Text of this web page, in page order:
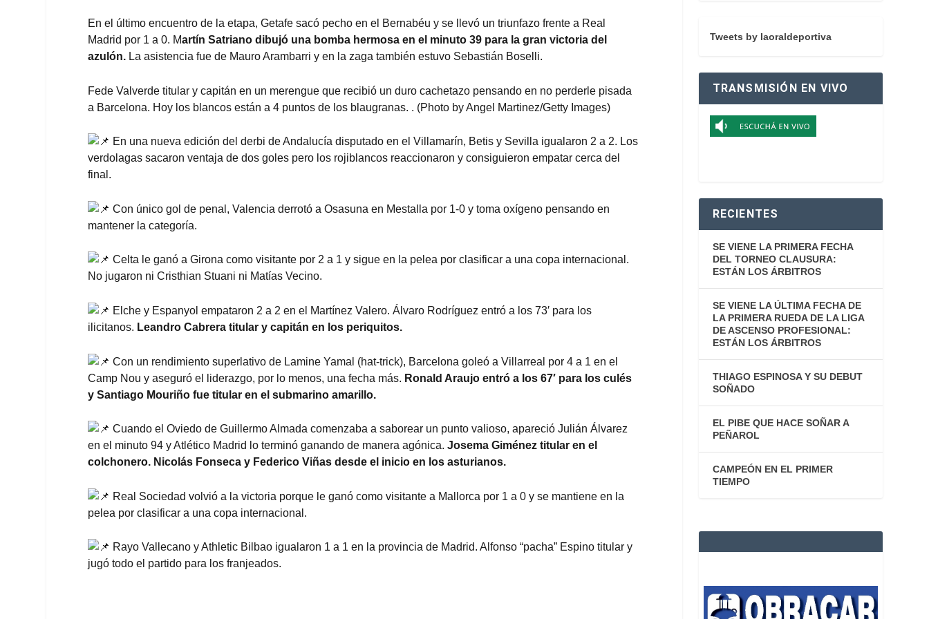
En el último encuentro de la etapa, Getafe sacó pecho en el Bernabéu y se llevó un triunfazo frente a Real
Madrid por 1 a 0. Martín Satriano dibujó una bomba hermosa en el minuto 39 para la gran victoria del
azulón. La asistencia fue de Mauro Arambarri y en la zaga también estuvo Sebastián Boselli.
Fede Valverde titular y capitán en un merengue que recibió un duro cachetazo pensando en no perderle pisada
a Barcelona. Hoy los blancos están a 4 puntos de los blaugranas. . (Photo by Angel Martinez/Getty Images)
En una nueva edición del derbi de Andalucía disputado en el Villamarín, Betis y Sevilla igualaron 2 a 2. Los
verdolagas sacaron ventaja de dos goles pero los rojiblancos reaccionaron y consiguieron empatar cerca del
final.
Con único gol de penal, Valencia derrotó a Osasuna en Mestalla por 1-0 y toma oxígeno pensando en
mantener la categoría.
Celta le ganó a Girona como visitante por 2 a 1 y sigue en la pelea por clasificar a una copa internacional.
No jugaron ni Cristhian Stuani ni Matías Vecino.
Elche y Espanyol empataron 2 a 2 en el Martínez Valero. Álvaro Rodríguez entró a los 73′ para los
ilicitanos. Leandro Cabrera titular y capitán en los periquitos.
Con un rendimiento superlativo de Lamine Yamal (hat-trick), Barcelona goleó a Villarreal por 4 a 1 en el
Camp Nou y aseguró el liderazgo, por lo menos, una fecha más. Ronald Araujo entró a los 67′ para los culés
y Santiago Mouriño fue titular en el submarino amarillo.
Cuando el Oviedo de Guillermo Almada comenzaba a saborear un punto valioso, apareció Julián Álvarez
en el minuto 94 y Atlético Madrid lo terminó ganando de manera agónica.Josema Giménez titular en el
colchonero. Nicolás Fonseca y Federico Viñas desde el inicio en los asturianos.
Real Sociedad volvió a la victoria porque le ganó como visitante a Mallorca por 1 a 0 y se mantiene en la
pelea por clasificar a una copa internacional.
Rayo Vallecano y Athletic Bilbao igualaron 1 a 1 en la provincia de Madrid. Alfonso “pacha” Espino titular y
jugó todo el partido para los franjeados.
Tweets by laoraldeportiva
TRANSMISIÓN EN VIVO
RECIENTES
SE VIENE LA PRIMERA FECHA
DEL TORNEO CLAUSURA:
ESTÁN LOS ÁRBITROS
SE VIENE LA ÚLTIMA FECHA DE
LA PRIMERA RUEDA DE LA LIGA
DE ASCENSO PROFESIONAL:
ESTÁN LOS ÁRBITROS
THIAGO ESPINOSA Y SU DEBUT
SOÑADO
EL PIBE QUE HACE SOÑAR A
PEÑAROL
CAMPEÓN EN EL PRIMER
TIEMPO